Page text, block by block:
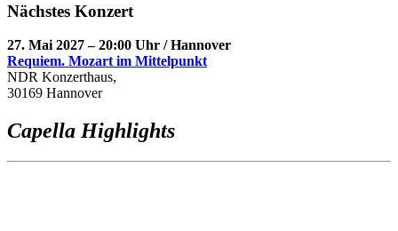
Nächstes Konzert
27. Mai 2027 – 20:00 Uhr / Hannover
Requiem. Mozart im Mittelpunkt
NDR Konzerthaus,
30169 Hannover
Capella Highlights